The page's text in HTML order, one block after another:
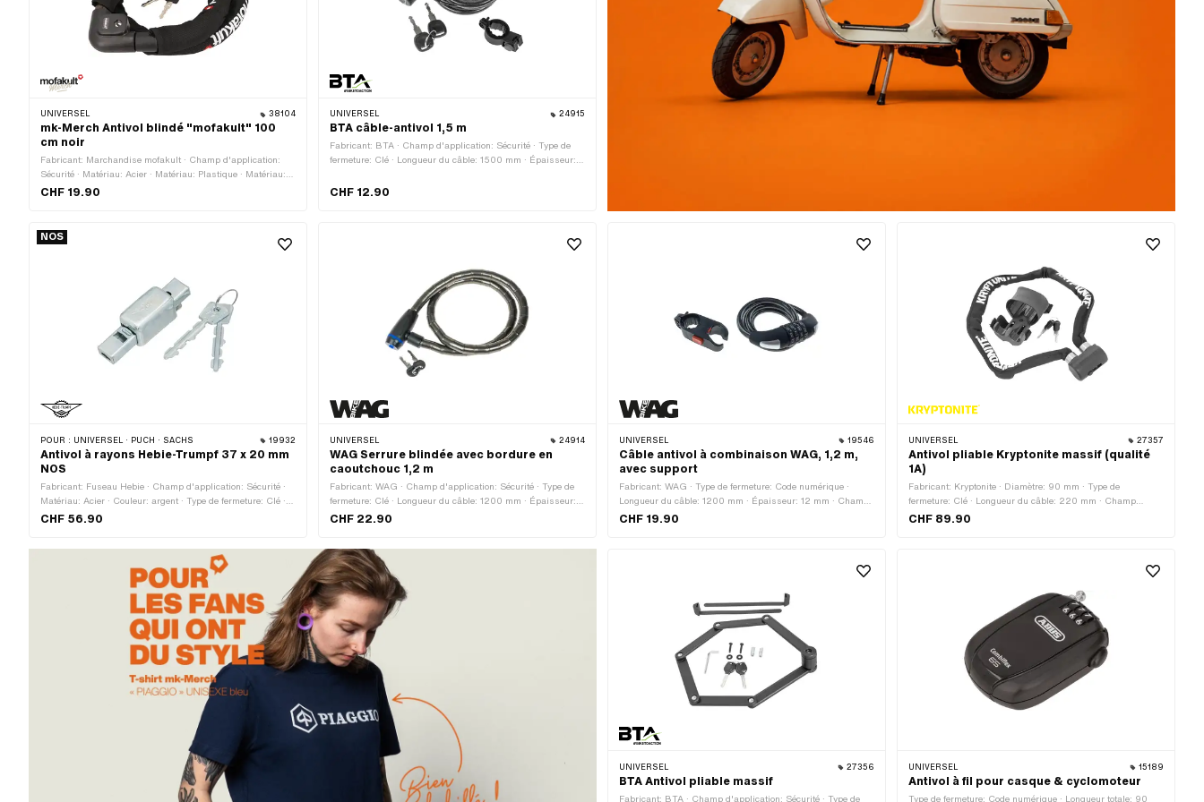
UNIVERSEL 38104
mk-Merch Antivol blindé "mofakult" 100
cm noir
Fabricant: Marchandise mofakult · Champ d'application:
Sécurité · Matériau: Acier · Matériau: Plastique · Matériau:
Textile · Couleur: noir · Type de fermeture: Clé · Longueur du
CHF 19.90
UNIVERSEL 24915
BTA câble-antivol 1,5 m
Fabricant: BTA · Champ d'application: Sécurité · Type de
fermeture: Clé · Longueur du câble: 1500 mm · Épaisseur: 8
CHF 12.90
NOS
POUR : UNIVERSEL · PUCH · SACHS 19932
Antivol à rayons Hebie-Trumpf 37 x 20 mm
NOS
Fabricant: Fuseau Hebie · Champ d'application: Sécurité ·
Matériau: Acier · Couleur: argent · Type de fermeture: Clé ·
Longueur totale: 37 mm · Longueur totale: 75 mm · Largeur:
CHF 56.90
UNIVERSEL 24914
WAG Serrure blindée avec bordure en
caoutchouc 1,2 m
Fabricant: WAG · Champ d'application: Sécurité · Type de
fermeture: Clé · Longueur du câble: 1200 mm · Épaisseur:
18 mm
CHF 22.90
UNIVERSEL 19546
Câble antivol à combinaison WAG, 1,2 m,
avec support
Fabricant: WAG · Type de fermeture: Code numérique ·
Longueur du câble: 1200 mm · Épaisseur: 12 mm · Champ
d'application: Sécurité
CHF 19.90
UNIVERSEL 27357
Antivol pliable Kryptonite massif (qualité
1A)
Fabricant: Kryptonite · Diamètre: 90 mm · Type de
fermeture: Clé · Longueur du câble: 220 mm · Champ
d'application: Sécurité
CHF 89.90
UNIVERSEL 27356
BTA Antivol pliable massif
Fabricant: BTA · Champ d'application: Sécurité · Type de
UNIVERSEL 15189
Antivol à fil pour casque & cyclomoteur
Type de fermeture: Code numérique · Longueur totale: 90